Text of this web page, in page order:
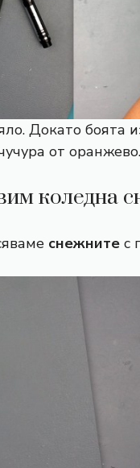
Докато боята
от оранжево.
коледна
снежните с